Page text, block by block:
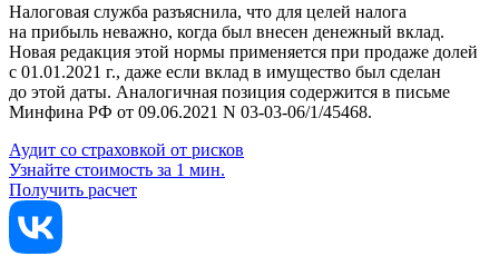
Налоговая служба разъяснила, что для целей налога
на прибыль неважно, когда был внесен денежный вклад.
Новая редакция этой нормы применяется при продаже долей
с 01.01.2021 г., даже если вклад в имущество был сделан
до этой даты. Аналогичная позиция содержится в письме
Минфина РФ от 09.06.2021 N 03-03-06/1/45468.
Аудит со страховкой от рисков
Узнайте стоимость за 1 мин.
Получить расчет